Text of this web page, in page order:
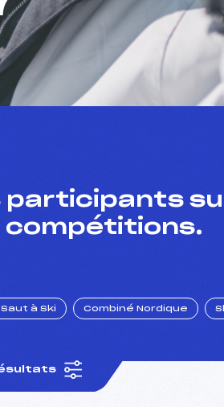
compétitions.
Saut à Ski Combiné Nordique